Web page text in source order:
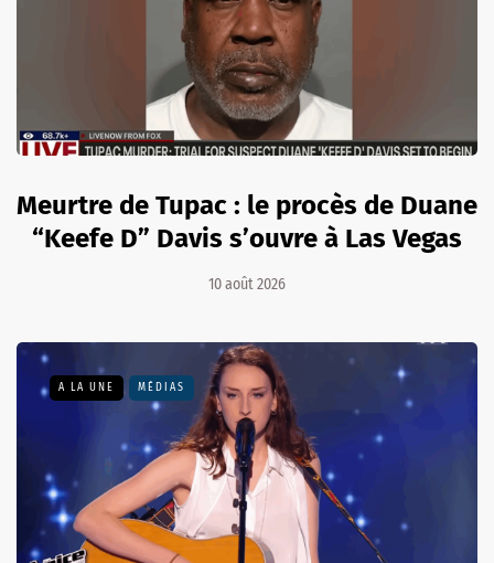
Meurtre de Tupac : le procès de Duane
“Keefe D” Davis s’ouvre à Las Vegas
10 août 2026
A LA UNE MÉDIAS